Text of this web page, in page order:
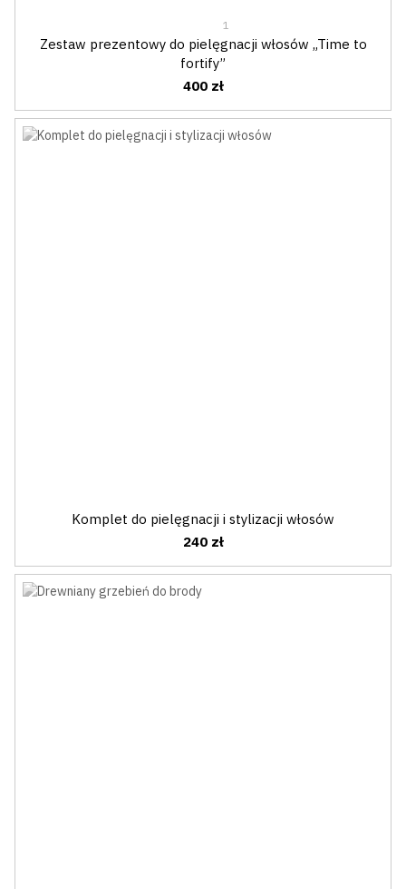
1
Zestaw prezentowy do pielęgnacji włosów „Time to
fortify”
400 zł
Komplet do pielęgnacji i stylizacji włosów
240 zł